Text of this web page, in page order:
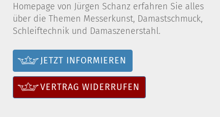
Homepage von Jürgen Schanz erfahren Sie alles
über die Themen Messerkunst, Damastschmuck,
Schleiftechnik und Damaszenerstahl.
JETZT INFORMIEREN
VERTRAG WIDERRUFEN